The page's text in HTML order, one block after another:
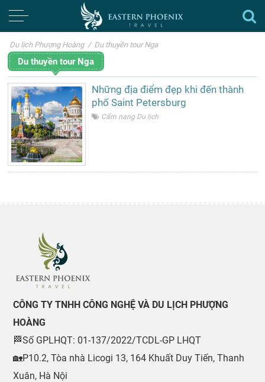
Du lịch Phượng Hoàng / Du thuyền tour Nga
Du thuyền tour Nga
Những địa điểm đẹp khi đến thành
phố Saint Petersburg
Cẩm nang Du lịch
CÔNG TY TNHH CÔNG NGHỆ VÀ DU LỊCH PHƯỢNG
HOÀNG
🏁Số GPLHQT: 01-137/2022/TCDL-GP LHQT
🏡P10.2, Tòa nhà Licogi 13, 164 Khuất Duy Tiến, Thanh
Xuân, Hà Nội